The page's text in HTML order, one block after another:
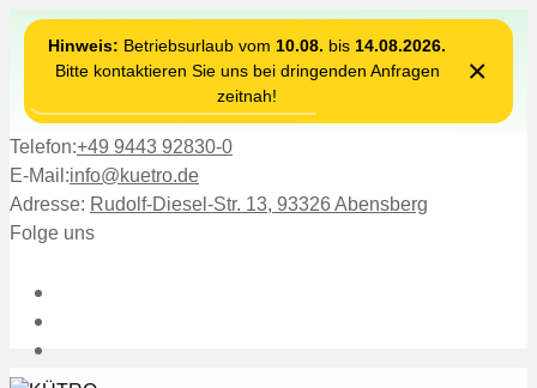
Hinweis: Betriebsurlaub vom 10.08. bis 14.08.2026.
Bitte kontaktieren Sie uns bei dringenden Anfragen
zeitnah!
×
Telefon:+49 9443 92830-0
E-Mail:info@kuetro.de
Adresse: Rudolf-Diesel-Str. 13, 93326 Abensberg
Folge uns